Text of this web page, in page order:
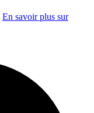
En savoir plus sur